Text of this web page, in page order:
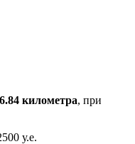
километра, при
у.е.